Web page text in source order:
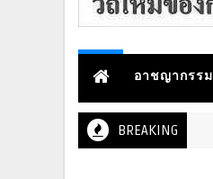
อาชญากรรม
BREAKING